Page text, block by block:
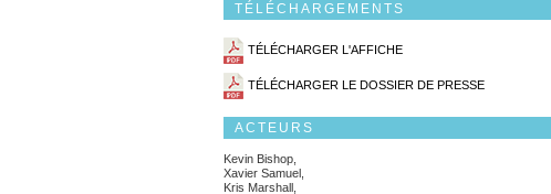
TÉLÉCHARGEMENTS
TÉLÉCHARGER L'AFFICHE
TÉLÉCHARGER LE DOSSIER DE PRESSE
ACTEURS
Kevin Bishop,
Xavier Samuel,
Kris Marshall,